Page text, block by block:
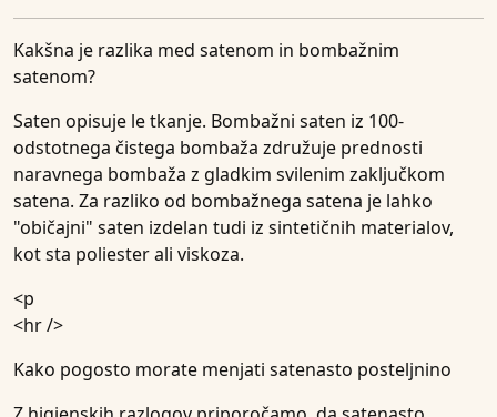
Kakšna je razlika med satenom in bombažnim
satenom?
Saten opisuje le tkanje. Bombažni saten iz 100-
odstotnega čistega bombaža združuje prednosti
naravnega bombaža z gladkim svilenim zaključkom
satena. Za razliko od bombažnega satena je lahko
"običajni" saten izdelan tudi iz sintetičnih materialov,
kot sta poliester ali viskoza.
<p
<hr />
Kako pogosto morate menjati satenasto posteljnino